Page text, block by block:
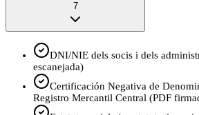
7
DNI/NIE dels socis i dels
escanejada)
Certificación Negativa de
Registro Mercantil Central (PDF